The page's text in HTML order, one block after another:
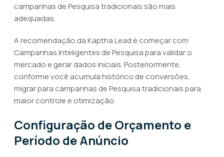
campanhas de Pesquisa tradicionais são mais
adequadas.
A recomendação da Kaptha Lead é começar com
Campanhas Inteligentes de Pesquisa para validar o
mercado e gerar dados iniciais. Posteriormente,
conforme você acumula histórico de conversões,
migrar para campanhas de Pesquisa tradicionais para
maior controle e otimização.
Configuração de Orçamento e
Período de Anúncio